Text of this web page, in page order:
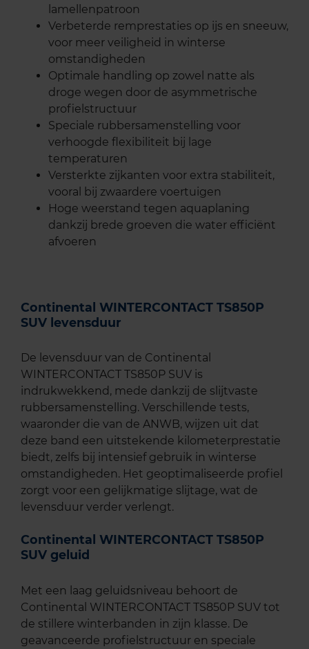
lamellenpatroon
Verbeterde remprestaties op ijs en sneeuw,
voor meer veiligheid in winterse
omstandigheden
Optimale handling op zowel natte als
droge wegen door de asymmetrische
profielstructuur
Speciale rubbersamenstelling voor
verhoogde flexibiliteit bij lage
temperaturen
Versterkte zijkanten voor extra stabiliteit,
vooral bij zwaardere voertuigen
Hoge weerstand tegen aquaplaning
dankzij brede groeven die water efficiënt
afvoeren
Continental WINTERCONTACT TS850P
SUV levensduur
De levensduur van de Continental
WINTERCONTACT TS850P SUV is
indrukwekkend, mede dankzij de slijtvaste
rubbersamenstelling. Verschillende tests,
waaronder die van de ANWB, wijzen uit dat
deze band een uitstekende kilometerprestatie
biedt, zelfs bij intensief gebruik in winterse
omstandigheden. Het geoptimaliseerde profiel
zorgt voor een gelijkmatige slijtage, wat de
levensduur verder verlengt.
Continental WINTERCONTACT TS850P
SUV geluid
Met een laag geluidsniveau behoort de
Continental WINTERCONTACT TS850P SUV tot
de stillere winterbanden in zijn klasse. De
geavanceerde profielstructuur en speciale